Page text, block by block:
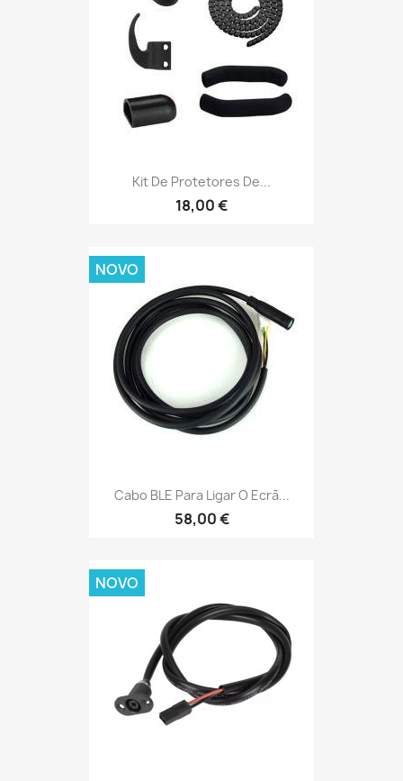
Kit De Protetores De...
18,00 €
Cabo BLE Para Ligar O Ecrã...
58,00 €
NOVO
NOVO